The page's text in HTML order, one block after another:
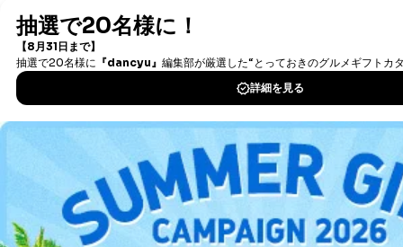
書籍）が無料で読み放題！
DOWNLOAD FOR IOS
DOWNLOAD FOR ANDROID
ご利用方法はこちら